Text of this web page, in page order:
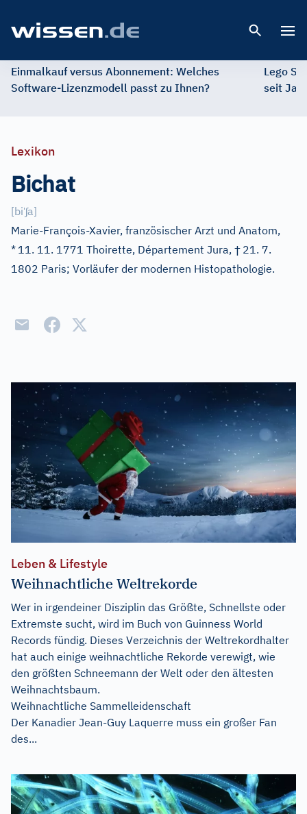
Einmalkauf versus Abonnement: Welches
Software-Lizenzmodell passt zu Ihnen?
Lego
seit
Lexikon
Bichat
[biˈʃa]
Marie-François-Xavier, französischer Arzt und Anatom,
* 11. 11. 1771 Thoirette, Département Jura, † 21. 7.
1802 Paris; Vorläufer der modernen Histopathologie.
Leben & Lifestyle
Weihnachtliche Weltrekorde
Wer in irgendeiner Disziplin das Größte, Schnellste oder
Extremste sucht, wird im Buch von Guinness World
Records fündig. Dieses Verzeichnis der Weltrekordhalter
hat auch einige weihnachtliche Rekorde verewigt, wie
den größten Schneemann der Welt oder den ältesten
Weihnachtsbaum.
Weihnachtliche Sammelleidenschaft
Der Kanadier Jean-Guy Laquerre muss ein großer Fan
des...